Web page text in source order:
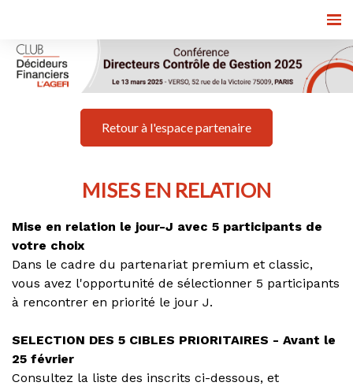
Retour à l'espace partenaire
MISES EN RELATION
Mise en relation le jour-J avec 5 participants de
votre choix
Dans le cadre du partenariat premium et classic,
vous avez l'opportunité de sélectionner 5 participants
à rencontrer en priorité le jour J.
SELECTION DES 5 CIBLES PRIORITAIRES - Avant le
25 février
Consultez la liste des inscrits ci-dessous, et